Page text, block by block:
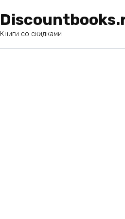
Книги со скидками